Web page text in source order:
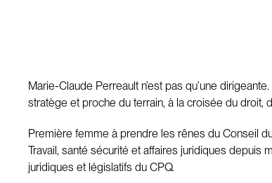
Marie-Claude Perreault n’est pas qu’une
stratège et proche du terrain, à la croisée du droit,
Première femme à prendre les rênes du Conseil
Travail, santé sécurité et affaires juridiques
juridiques et législatifs du CPQ.